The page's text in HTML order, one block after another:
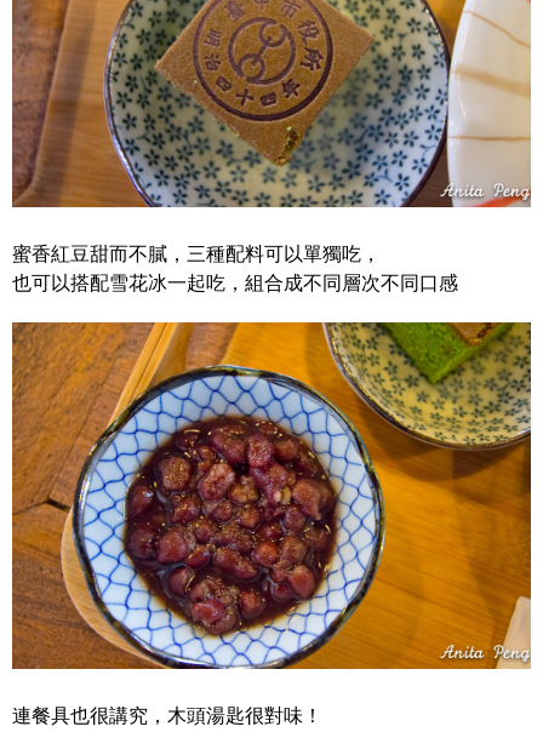
蜜香紅豆甜而不膩，三種配料可以單獨吃，
也可以搭配雪花冰一起吃，組合成不同層次不同口感
連餐具也很講究，木頭湯匙很對味！